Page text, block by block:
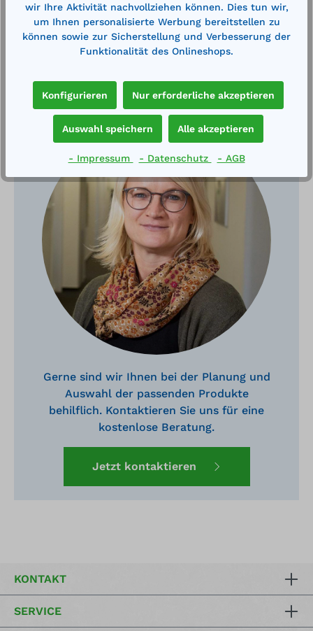
Haben Sie Fragen?
Gerne sind wir Ihnen bei der Planung und
Auswahl der passenden Produkte
behilflich. Kontaktieren Sie uns für eine
kostenlose Beratung.
Jetzt kontaktieren
KONTAKT
SERVICE
wir Ihre Aktivität nachvollziehen können. Dies tun wir,
um Ihnen personalisierte Werbung bereitstellen zu
können sowie zur Sicherstellung und Verbesserung der
Funktionalität des Onlineshops.
Konfigurieren Nur erforderliche akzeptieren
Auswahl speichern Alle akzeptieren
- Impressum - Datenschutz - AGB